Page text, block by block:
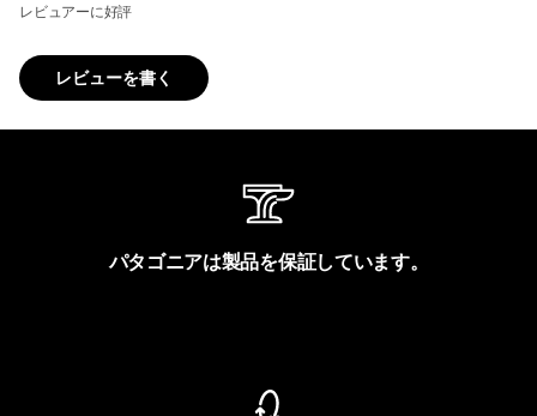
レビュアーに好評
レビューを書く
パタゴニアは製品を保証しています。